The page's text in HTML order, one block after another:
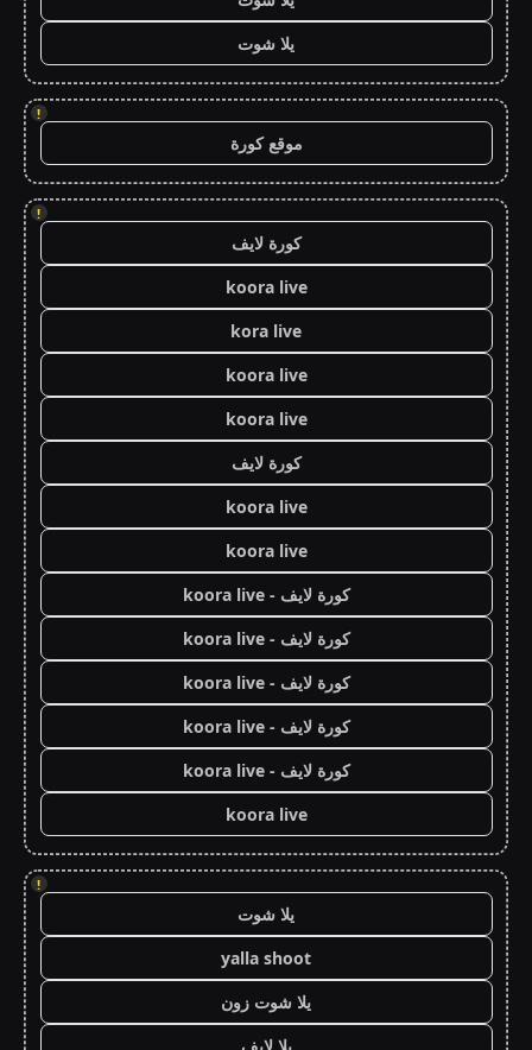
يلا شوت
!
موقع كورة
!
كورة لايف
koora live
kora live
koora live
koora live
كورة لايف
koora live
koora live
كورة لايف - koora live
كورة لايف - koora live
كورة لايف - koora live
كورة لايف - koora live
كورة لايف - koora live
koora live
!
يلا شوت
yalla shoot
يلا شوت زون